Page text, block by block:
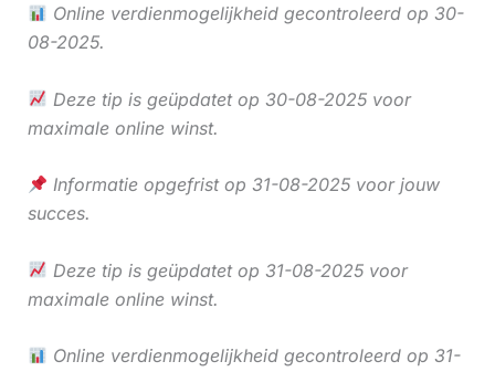
Online verdienmogelijkheid gecontroleerd op 30-
08-2025.
Deze tip is geüpdatet op 30-08-2025 voor
maximale online winst.
Informatie opgefrist op 31-08-2025 voor jouw
succes.
Deze tip is geüpdatet op 31-08-2025 voor
maximale online winst.
Online verdienmogelijkheid gecontroleerd op 31-